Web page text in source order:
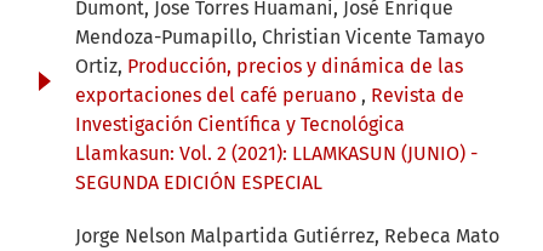
Dumont, Jose Torres Huamani, José Enrique
Mendoza-Pumapillo, Christian Vicente Tamayo
Ortiz, Producción, precios y dinámica de las
exportaciones del café peruano , Revista de
Investigación Científica y Tecnológica
Llamkasun: Vol. 2 (2021): LLAMKASUN (JUNIO) -
SEGUNDA EDICIÓN ESPECIAL
Jorge Nelson Malpartida Gutiérrez, Rebeca Mato